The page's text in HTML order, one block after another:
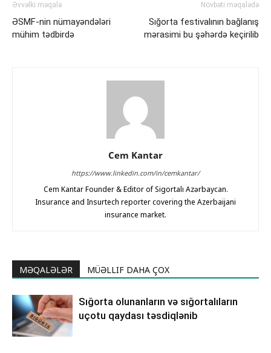
Əvvəlki məqalə
ƏSMF-nin nümayəndələri
mühim tədbirdə
Növbəti məqalədə
Sığorta festivalının bağlanış
mərasimi bu şəhərdə keçirilib
Cem Kantar
https://www.linkedin.com/in/cemkantar/
Cem Kantar Founder & Editor of Sigortalı Azərbaycan.
Insurance and Insurtech reporter covering the Azerbaijani
insurance market.
MƏQALƏLƏR MÜƏLLIF DAHA ÇOX
Sığorta olunanların və sığortalıların
uçotu qaydası təsdiqlənib